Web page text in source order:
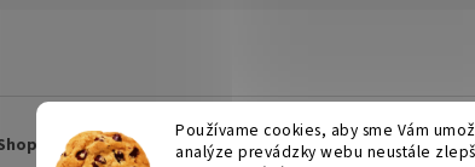
Používame cookies, aby sme Vám
analýze prevádzky webu neustále
. Všetky práva vyhradené.Upraviť nastavenie cookies